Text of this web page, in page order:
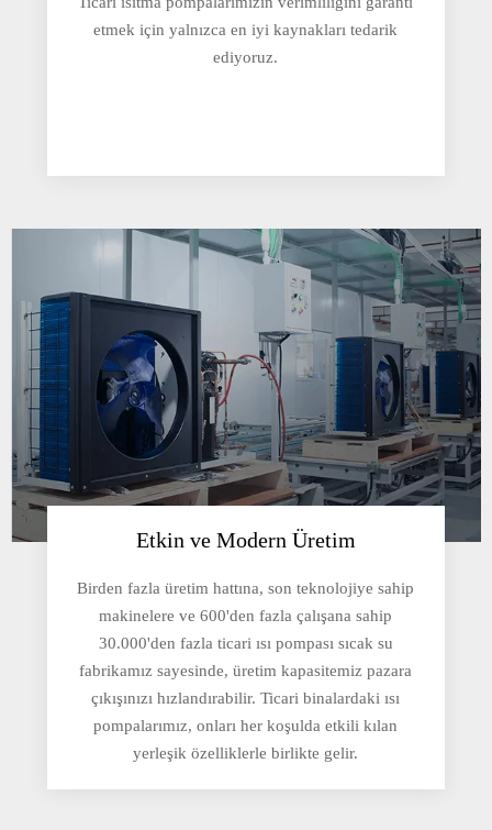
etmek için yalnızca en iyi kaynakları tedarik
ediyoruz.
Etkin ve Modern Üretim
Birden fazla üretim hattına, son teknolojiye sahip
makinelere ve 600'den fazla çalışana sahip
30.000'den fazla ticari ısı pompası sıcak su
fabrikamız sayesinde, üretim kapasitemiz pazara
çıkışınızı hızlandırabilir. Ticari binalardaki ısı
pompalarımız, onları her koşulda etkili kılan
yerleşik özelliklerle birlikte gelir.​​​​​​​